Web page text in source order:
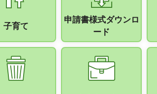
子育て
申請書様式ダウンロ
ード